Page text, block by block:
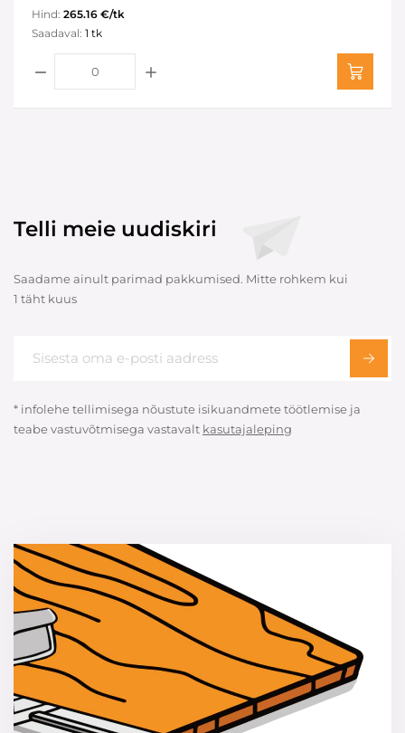
Hind: 265.16 €/tk
Saadaval: 1 tk
Telli meie uudiskiri
Saadame ainult parimad pakkumised. Mitte rohkem kui
1 täht kuus
* infolehe tellimisega nõustute isikuandmete töötlemise ja
teabe vastuvõtmisega vastavalt kasutajaleping